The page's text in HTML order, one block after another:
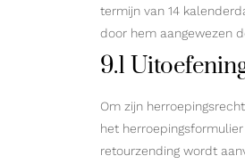
termijn van 14
door hem aangewezen
9.1
Om zijn
het
retourzending wordt